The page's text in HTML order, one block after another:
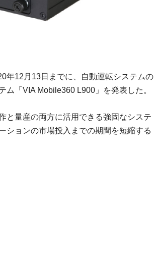
年12月13日までに、自動運転システムの
「VIA Mobile360 L900」を発表した。
と量産の両方に活用できる強固なシステ
ションの市場投入までの期間を短縮する